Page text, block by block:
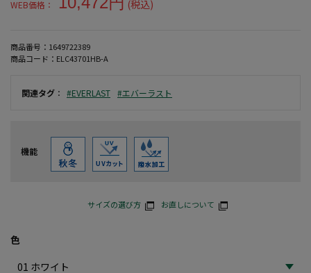
WEB価格： (税込)
商品番号： 1649722389
商品コード： ELC43701HB-A
関連タグ ： #EVERLAST #エバーラスト
機能
サイズの選び方 お直しについて
色